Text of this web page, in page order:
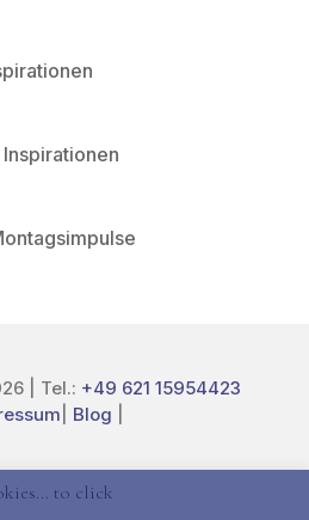
| Tel.: +49 621 15954423
Blog